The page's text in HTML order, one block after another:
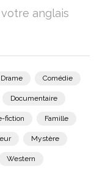
anglais
Drame Comédie
Documentaire
fiction Famille
Mystère
Western